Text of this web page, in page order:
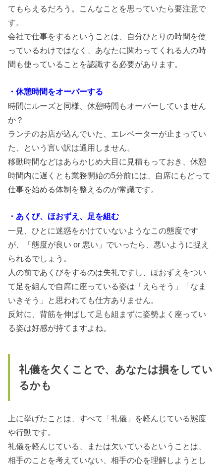
てもらえるだろう。こんなことを思っていたら要注意で
す。
会社で仕事をするということは、自分ひとりの時間を使
っているわけではなく、あなたに関わってくれる人の時
間も使っていることを認識する必要があります。
・休憩時間をオーバーする
時間にルーズと同様、休憩時間もオーバーしていません
か？
ランチのお店が込んでいた、エレベーターが止まってい
た、という言い訳は通用しません。
移動時間などはあらかじめ大目に見積もっておき、休憩
時間内に遅くとも業務開始の5分前には、自席にもどって
仕事を始める体制を整えるのが常識です。
・あくび、ほおずえ、足を組む
一見、ひとに迷惑をかけていないようなこの態度です
が、「態度が良い or 悪い」でいったら、悪いように捉え
られるでしょう。
人の前であくびをするのは失礼ですし、ほおずえをつい
て足を組んで自席に座っている姿は「えらそう」「なま
いきそう」と思われても仕方ありません。
反対に、背筋を伸ばして足も組まずに姿勢よく座ってい
る姿は好感が持てますよね。
礼儀を欠くことで、あなたは損をしてい
るかも
上に挙げたことは、すべて「礼儀」を軽んじている態度
や行動です。
礼儀を軽んじている、または欠いているということは、
相手のことを考えていない、相手の心を理解しようとし